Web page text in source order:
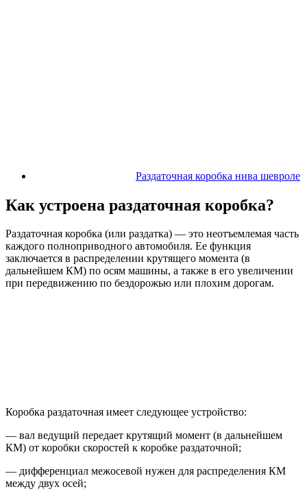
Раздаточная коробка нива шевроле
Как устроена раздаточная коробка?
Раздаточная коробка (или раздатка) — это неотъемлемая часть
каждого полноприводного автомобиля. Ее функция
заключается в распределении крутящего момента (в
дальнейшем КМ) по осям машины, а также в его увеличении
при передвижению по бездорожью или плохим дорогам.
Коробка раздаточная имеет следующее устройство:
— вал ведущий передает крутящий момент (в дальнейшем
КМ) от коробки скоростей к коробке раздаточной;
— дифференциал межосевой нужен для распределения КМ
между двух осей;